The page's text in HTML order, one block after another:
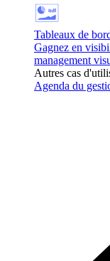
Tableaux de
Gagnez en
management
Autres cas
Agenda du